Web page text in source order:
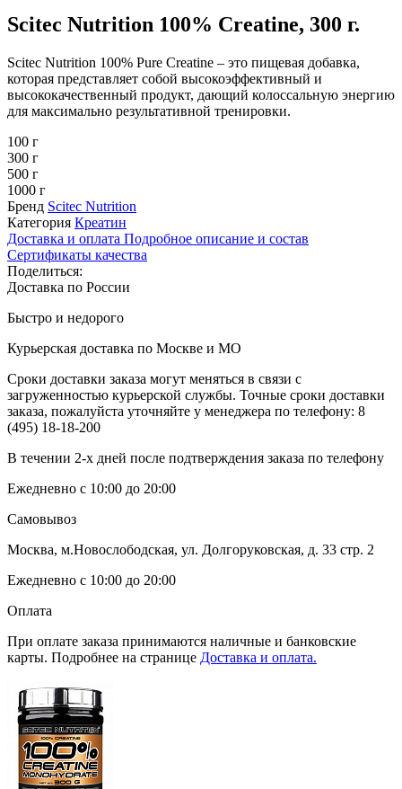
Scitec Nutrition 100% Creatine, 300 г.
Scitec Nutrition 100% Pure Creatine – это пищевая добавка,
которая представляет собой высокоэффективный и
высококачественный продукт, дающий колоссальную энергию
для максимально результативной тренировки.
100 г
300 г
500 г
1000 г
Бренд Scitec Nutrition
Категория Креатин
Доставка и оплата Подробное описание и состав
Сертификаты качества
Поделиться:
Доставка по России
Быстро и недорого
Курьерская доставка по Москве и МО
Сроки доставки заказа могут меняться в связи с
загруженностью курьерской службы. Точные сроки доставки
заказа, пожалуйста уточняйте у менеджера по телефону: 8
(495) 18-18-200
В течении 2-х дней после подтверждения заказа по телефону
Ежедневно с 10:00 до 20:00
Самовывоз
Москва, м.Новослободская, ул. Долгоруковская, д. 33 стр. 2
Ежедневно с 10:00 до 20:00
Оплата
При оплате заказа принимаются наличные и банковские
карты. Подробнее на странице Доставка и оплата.